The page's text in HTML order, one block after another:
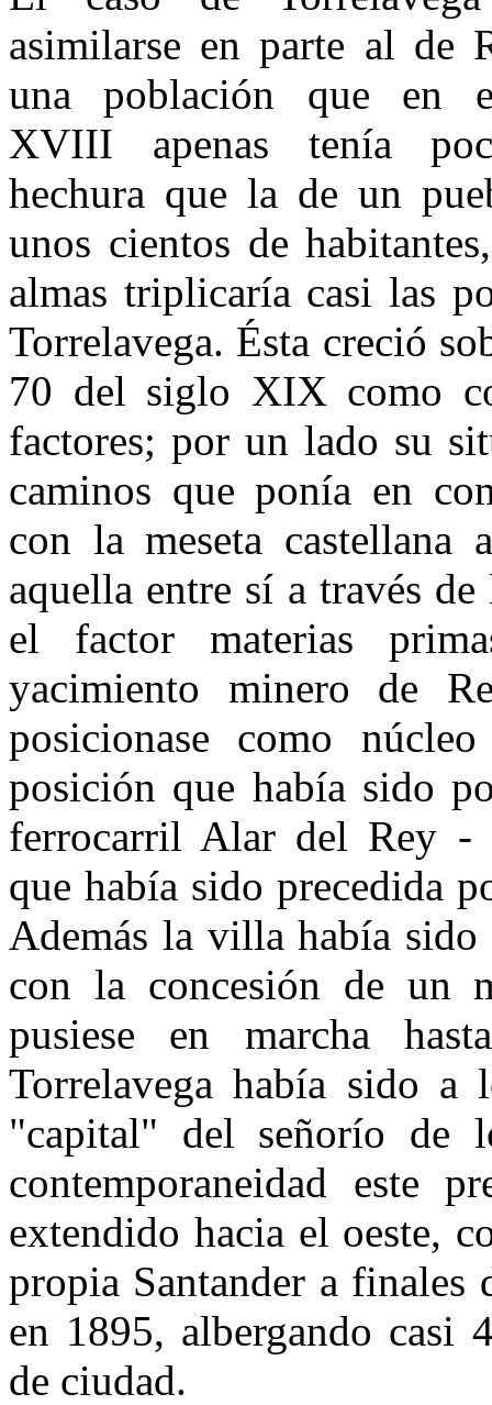
asimilarse en parte al de
una población que en
XVIII apenas tenía
hechura que la de un
unos cientos de
almas triplicaría casi las
Torrelavega. Ésta creció
70 del siglo XIX como
factores; por un lado su
caminos que ponía en
con la meseta
aquella entre sí a través
el factor materias
yacimiento minero de
posicionase como
posición que había sido
ferrocarril Alar del Rey -
que había sido precedida
Además la villa había
con la concesión de un
pusiese en marcha
Torrelavega había sido
"capital" del señorío de
contemporaneidad este
extendido hacia el oeste,
propia Santander a
en 1895, albergando casi
de ciudad.